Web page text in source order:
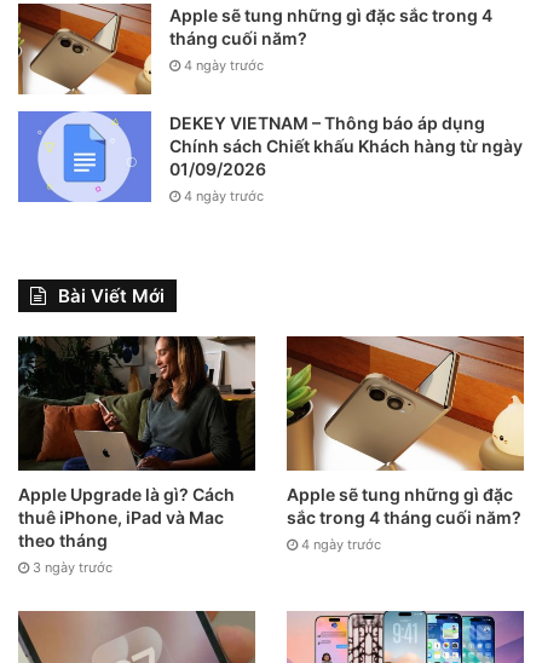
Apple sẽ tung những gì đặc sắc trong 4
tháng cuối năm?
4 ngày trước
DEKEY VIETNAM – Thông báo áp dụng
Chính sách Chiết khấu Khách hàng từ ngày
01/09/2026
4 ngày trước
Bài Viết Mới
Apple Upgrade là gì? Cách
thuê iPhone, iPad và Mac
theo tháng
3 ngày trước
Apple sẽ tung những gì đặc
sắc trong 4 tháng cuối năm?
4 ngày trước